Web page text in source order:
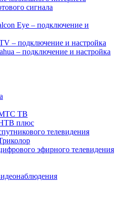
сигнала
Eye – подключение и
– подключение и настройка
– подключение и настройка
МТС ТВ
плюс
телевидения
эфирного телевидения